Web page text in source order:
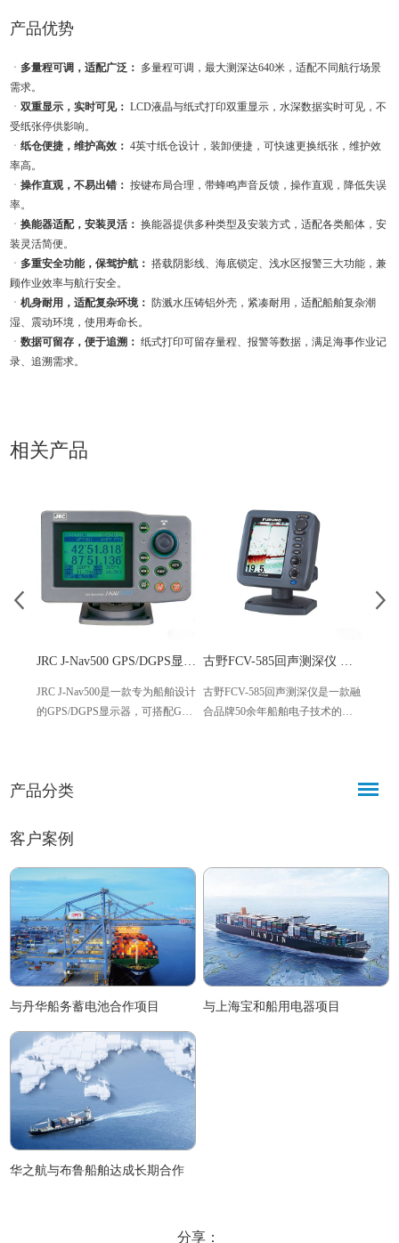
产品优势
ㆍ多量程可调，适配广泛： 多量程可调，最大测深达640米，适配不同航行场景
需求。
ㆍ双重显示，实时可见： LCD液晶与纸式打印双重显示，水深数据实时可见，不
受纸张停供影响。
ㆍ纸仓便捷，维护高效： 4英寸纸仓设计，装卸便捷，可快速更换纸张，维护效
率高。
ㆍ操作直观，不易出错： 按键布局合理，带蜂鸣声音反馈，操作直观，降低失误
率。
ㆍ换能器适配，安装灵活： 换能器提供多种类型及安装方式，适配各类船体，安
装灵活简便。
ㆍ多重安全功能，保驾护航： 搭载阴影线、海底锁定、浅水区报警三大功能，兼
顾作业效率与航行安全。
ㆍ机身耐用，适配复杂环境： 防溅水压铸铝外壳，紧凑耐用，适配船舶复杂潮
湿、震动环境，使用寿命长。
ㆍ数据可留存，便于追溯： 纸式打印可留存量程、报警等数据，满足海事作业记
录、追溯需求。
相关产品
JRC J-Nav500 GPS/DGPS显示器 船用高精度导航设备
JRC J-Nav500是一款专为船舶设计
的GPS/DGPS显示器，可搭配GPS
口作业等多种场景，为船舶航行
古野FCV-585回声测深仪 双频防水 渔船专用
古野FCV-585回声测深仪是一款融
合品牌50余年船舶电子技术的高
史追
产品分类
客户案例
与丹华船务蓄电池合作项目 与上海宝和船用电器项目
华之航与布鲁船舶达成长期合作
分享：